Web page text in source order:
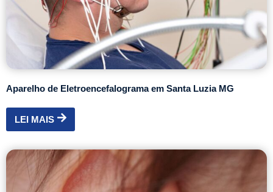
Aparelho de Eletroencefalograma em Santa Luzia MG
LEI MAIS